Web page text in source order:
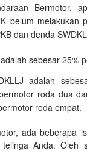
Bermotor,
belum melakukan
dan denda
sebesar 25%
adalah
roda dua
roda empat.
ada beberapa
Anda. Oleh